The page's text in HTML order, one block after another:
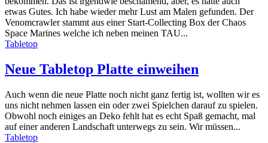
etwas Gutes. Ich habe wieder mehr Lust am Malen gefunden. Der
Venomcrawler stammt aus einer Start-Collecting Box der Chaos
Space Marines welche ich neben meinen TAU...
Tabletop
Neue Tabletop Platte einweihen
Auch wenn die neue Platte noch nicht ganz fertig ist, wollten wir es
uns nicht nehmen lassen ein oder zwei Spielchen darauf zu spielen.
Obwohl noch einiges an Deko fehlt hat es echt Spaß gemacht, mal
auf einer anderen Landschaft unterwegs zu sein. Wir müssen...
Tabletop